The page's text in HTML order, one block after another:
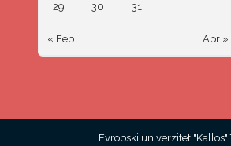
« Feb Apr »
29 30 31
Evropski univerzitet "Kallos"